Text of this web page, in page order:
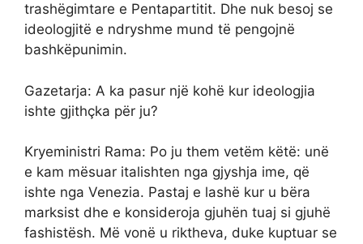
trashëgimtare e Pentapartitit. Dhe nuk besoj se
ideologjitë e ndryshme mund të pengojnë
bashkëpunimin.
Gazetarja: A ka pasur një kohë kur ideologjia
ishte gjithçka për ju?
Kryeministri Rama: Po ju them vetëm këtë: unë
e kam mësuar italishten nga gjyshja ime, që
ishte nga Venezia. Pastaj e lashë kur u bëra
marksist dhe e konsideroja gjuhën tuaj si gjuhë
fashistësh. Më vonë u riktheva, duke kuptuar se